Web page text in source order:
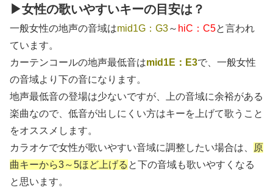
▶女性の歌いやすいキーの目安は？
一般女性の地声の音域はmid1G：G3～ hiC：C5と言われ
ています。
カーテンコールの地声最低音はmid1E：E3で、一般女性
の音域より下の音になります。
地声最低音の登場は少ないですが、上の音域に余裕がある
楽曲なので、低音が出しにくい方はキーを上げて歌うこと
をオススメします。
カラオケで女性が歌いやすい音域に調整したい場合は、
原
曲キーから3～5ほど上げる と下の音域も歌いやすくなる
と思います。